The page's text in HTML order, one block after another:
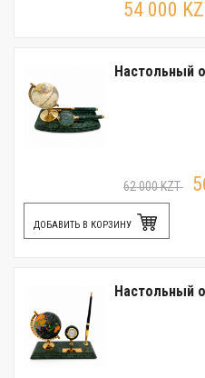
54 000
Настольный
62 000 KZT
ДОБАВИТЬ В КОРЗИНУ
Настольный